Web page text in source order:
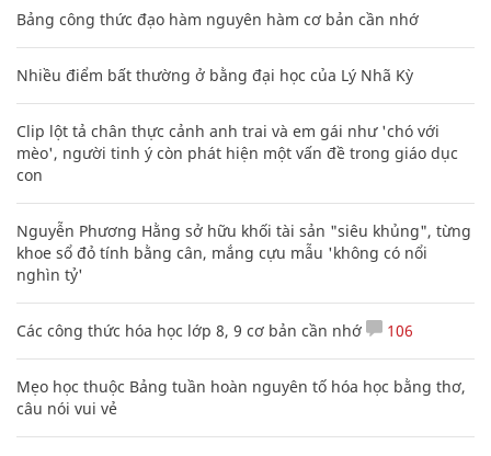
Bảng công thức đạo hàm nguyên hàm cơ bản cần nhớ
Nhiều điểm bất thường ở bằng đại học của Lý Nhã Kỳ
Clip lột tả chân thực cảnh anh trai và em gái như 'chó với
mèo', người tinh ý còn phát hiện một vấn đề trong giáo dục
con
Nguyễn Phương Hằng sở hữu khối tài sản "siêu khủng", từng
khoe sổ đỏ tính bằng cân, mắng cựu mẫu 'không có nổi
nghìn tỷ'
Các công thức hóa học lớp 8, 9 cơ bản cần nhớ 106
Mẹo học thuộc Bảng tuần hoàn nguyên tố hóa học bằng thơ,
câu nói vui vẻ